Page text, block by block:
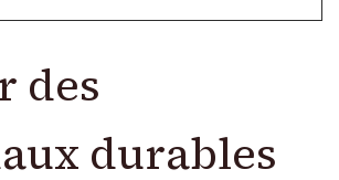
des
durables